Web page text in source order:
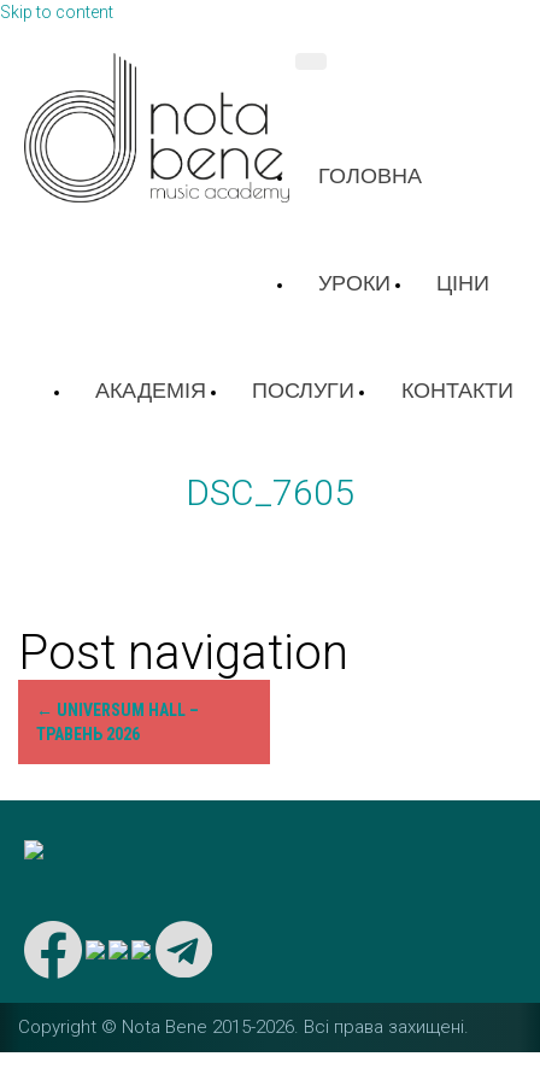
Skip to content
ГОЛОВНА
УРОКИ ЦІНИ
АКАДЕМІЯ ПОСЛУГИ КОНТАКТИ
DSC_7605
Post navigation
← UNIVERSUM HALL –
ТРАВЕНЬ 2026
Copyright © Nota Bene 2015-2026. Вcі права захищені.